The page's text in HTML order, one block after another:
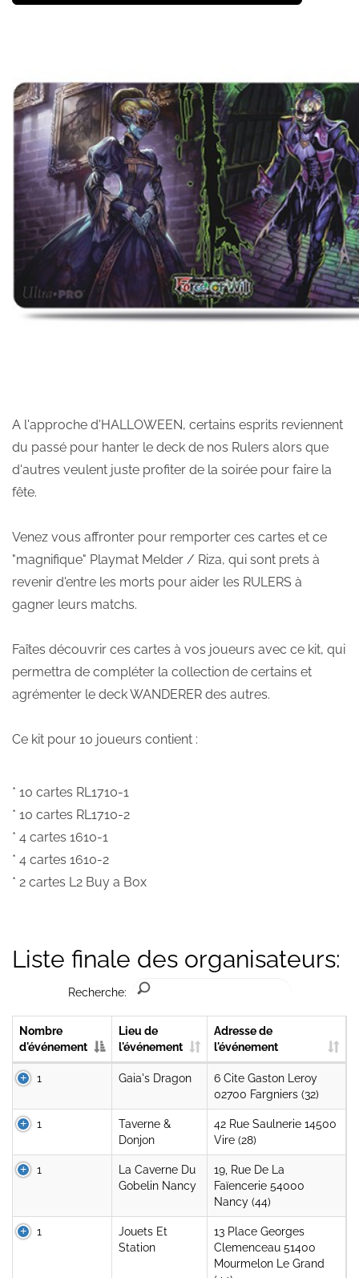
A l'approche d'HALLOWEEN, certains esprits reviennent
du passé pour hanter le deck de nos Rulers alors que
d'autres veulent juste profiter de la soirée pour faire la
fête.
Venez vous affronter pour remporter ces cartes et ce
"magnifique" Playmat Melder / Riza, qui sont prets à
revenir d'entre les morts pour aider les RULERS à
gagner leurs matchs.
Faîtes découvrir ces cartes à vos joueurs avec ce kit, qui
permettra de compléter la collection de certains et
agrémenter le deck WANDERER des autres.
Ce kit pour 10 joueurs contient :
* 10 cartes RL1710-1
* 10 cartes RL1710-2
* 4 cartes 1610-1
* 4 cartes 1610-2
* 2 cartes L2 Buy a Box
Liste finale des organisateurs:
Recherche:
Nombre
d'événement
Lieu de
l'événement
Adresse de
l'événement
1 Gaia's Dragon
6 Cite Gaston Leroy
02700 Fargniers (32)
1
Taverne &
Donjon
42 Rue Saulnerie 14500
Vire (28)
1
La Caverne Du
Gobelin Nancy
19, Rue De La
Faïencerie 54000
Nancy (44)
1
Jouets Et
Station
13 Place Georges
Clemenceau 51400
Mourmelon Le Grand